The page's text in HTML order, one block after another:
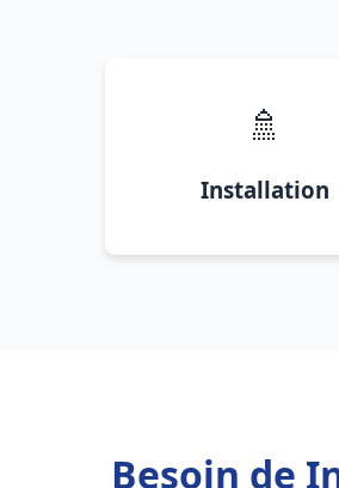
🚿
Installation
Besoin de